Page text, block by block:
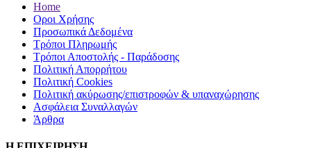
Home
Οροι Χρήσης
Προσωπικά Δεδομένα
Τρόποι Πληρωμής
Τρόποι Αποστολής - Παράδοσης
Πολιτική Απορρήτου
Πολιτική Cookies
Πολιτική ακύρωσης/επιστροφών & υπαναχώρησης
Ασφάλεια Συναλλαγών
Άρθρα